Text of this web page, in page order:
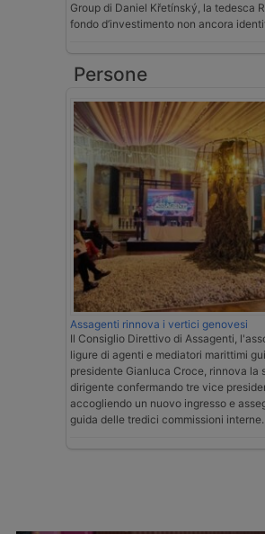
Group di Daniel Křetínský, la tedesca
fondo d’investimento non ancora
Persone
Assagenti rinnova i vertici genovesi
Il Consiglio Direttivo di Assagenti,
ligure di agenti e mediatori marittimi
presidente Gianluca Croce, rinnova la
dirigente confermando tre vice
accogliendo un nuovo ingresso e
guida delle tredici commissioni interne.